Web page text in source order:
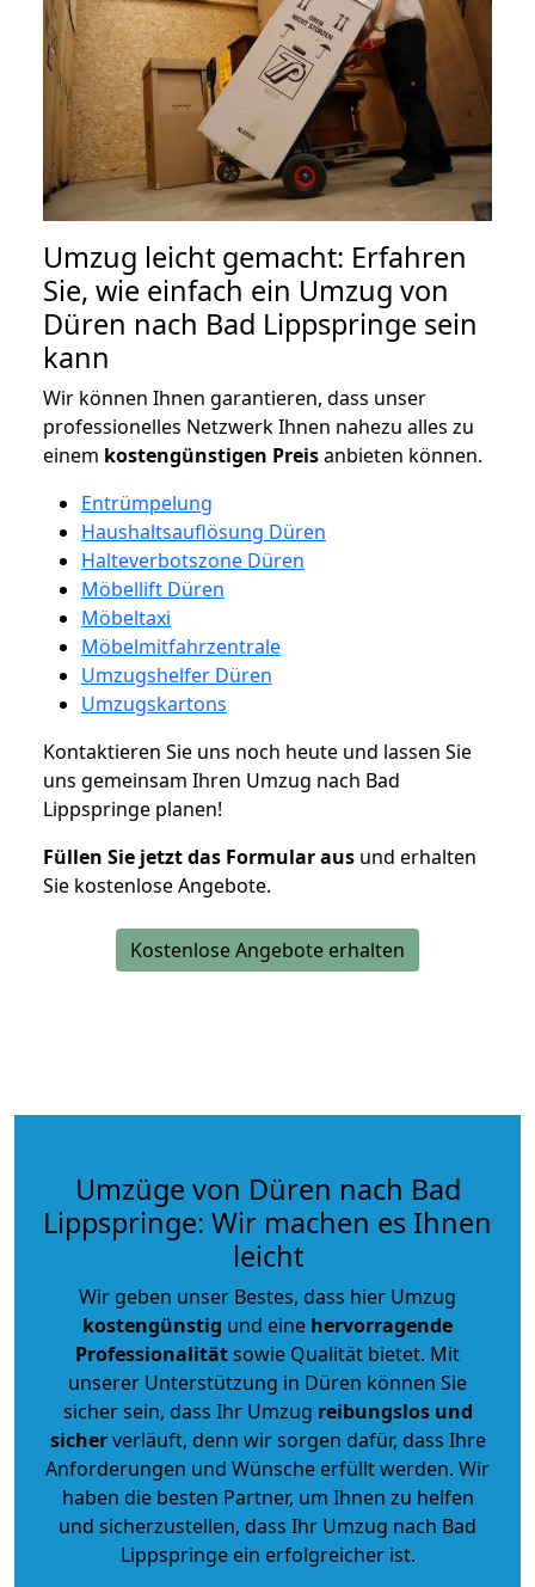
Umzug leicht gemacht: Erfahren
Sie, wie einfach ein Umzug von
Düren nach Bad Lippspringe sein
kann
Wir können Ihnen garantieren, dass unser
professionelles Netzwerk Ihnen nahezu alles zu
einem kostengünstigen Preisanbieten können.
Entrümpelung
Haushaltsauflösung Düren
Halteverbotszone Düren
Möbellift Düren
Möbeltaxi
Möbelmitfahrzentrale
Umzugshelfer Düren
Umzugskartons
Kontaktieren Sie uns noch heute und lassen Sie
uns gemeinsam Ihren Umzug nach Bad
Lippspringe planen!
Füllen Sie jetzt das Formular aus und erhalten
Sie kostenlose Angebote.
Kostenlose Angebote erhalten
Umzüge von Düren nach Bad
Lippspringe: Wir machen es Ihnen
leicht
Wir geben unser Bestes, dass hier Umzug
kostengünstig und eine hervorragende
Professionalitätsowie Qualität bietet. Mit
unserer Unterstützung in Düren können Sie
sicher sein, dass Ihr Umzug reibungslos und
sicherverläuft, denn wir sorgen dafür, dass Ihre
Anforderungen und Wünsche erfüllt werden. Wir
haben die besten Partner, um Ihnen zu helfen
und sicherzustellen, dass Ihr Umzug nach Bad
Lippspringe ein erfolgreicher ist.